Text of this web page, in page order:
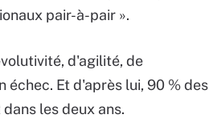
pair-à-pair ».
d'agilité, de
Et d'après lui, 90 % des
les deux ans.